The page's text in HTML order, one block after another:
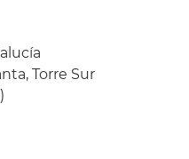
Torre Sur